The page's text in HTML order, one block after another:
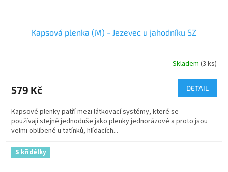
Kapsová plenka (M) - Jezevec u jahodníku SZ
Skladem (3 ks)
579 Kč DETAIL
Kapsové plenky patří mezi látkovací systémy, které se
používají stejně jednoduše jako plenky jednorázové a proto jsou
velmi oblíbené u tatínků, hlídacích...
S křidélky